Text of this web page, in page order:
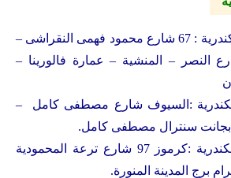
رنين فرع الاسكندرية : 67 شارع محمود فهمى النقراشى –
النصر – المنشية – عمارة فالورينا –
:السيوف شارع مصطفى كامل –
بجانت سنترال مصطفى كامل.
رنين فرع الاسكندرية :كرموز 97 شارع ترعة المحمودية
برج المدينة المنورة.